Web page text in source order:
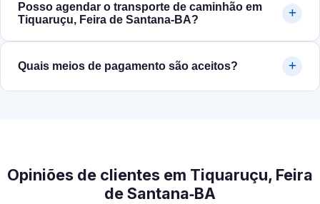
Posso agendar o transporte de caminhão em
Tiquaruçu, Feira de Santana‑BA?
Quais meios de pagamento são aceitos?
Opiniões de clientes em Tiquaruçu, Feira
de Santana‑BA